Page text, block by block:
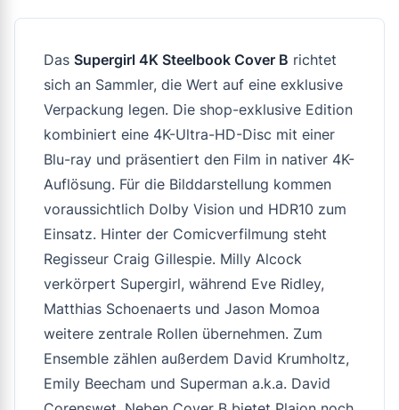
Das Supergirl 4K Steelbook Cover B richtet
sich an Sammler, die Wert auf eine exklusive
Verpackung legen. Die shop-exklusive Edition
kombiniert eine 4K-Ultra-HD-Disc mit einer
Blu-ray und präsentiert den Film in nativer 4K-
Auflösung. Für die Bilddarstellung kommen
voraussichtlich Dolby Vision und HDR10 zum
Einsatz. Hinter der Comicverfilmung steht
Regisseur Craig Gillespie. Milly Alcock
verkörpert Supergirl, während Eve Ridley,
Matthias Schoenaerts und Jason Momoa
weitere zentrale Rollen übernehmen. Zum
Ensemble zählen außerdem David Krumholtz,
Emily Beecham und Superman a.k.a. David